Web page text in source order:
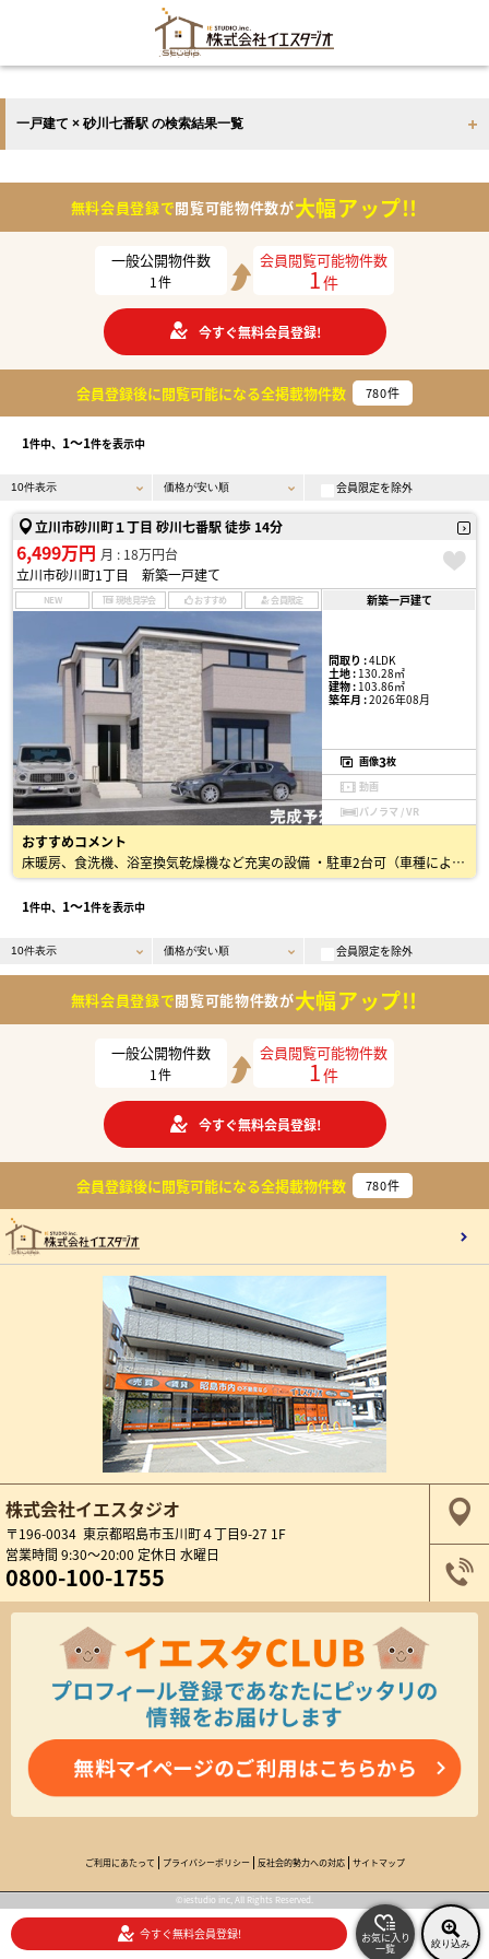
一戸建て × 砂川七番駅 の検索結果一覧
無料会員登録で閲覧可能物件数が大幅アップ!!
一般公開物件数
1件
会員閲覧可能物件数
1件
今すぐ無料会員登録!
会員登録後に閲覧可能になる全掲載物件数 780件
1件中、 1〜1件を表示中
会員限定を除外
立川市砂川町１丁目 砂川七番駅 徒歩 14分
6,499万円 月 : 18万円台
立川市砂川町1丁目 新築一戸建て
NEW 現地見学会 おすすめ 会員限定 新築一戸建て
間取り :4LDK
土地 :130.28㎡
建物 :103.86㎡
築年月 :2026年08月
画像3枚
動画
パノラマ / VR
おすすめコメント
床暖房、食洗機、浴室換気乾燥機など充実の設備 ・駐車2台可（車種による） ・ウォークインクローゼット、リビング収納、階段下収納 ・主寝室約9.5帖、LDK約20.5帖 ・経済的で人気の都…
1件中、 1〜1件を表示中
会員限定を除外
無料会員登録で閲覧可能物件数が大幅アップ!!
一般公開物件数
1件
会員閲覧可能物件数
1件
今すぐ無料会員登録!
会員登録後に閲覧可能になる全掲載物件数 780件
株式会社イエスタジオ
〒196-0034 東京都昭島市玉川町４丁目9-27 1F
営業時間 9:30～20:00 定休日 水曜日
0800-100-1755
ご利用にあたって プライバシーポリシー 反社会的勢力への対応 サイトマップ
©iestudio inc, All Rights Reserved.
今すぐ無料会員登録! お気に入り
一覧 絞り込み